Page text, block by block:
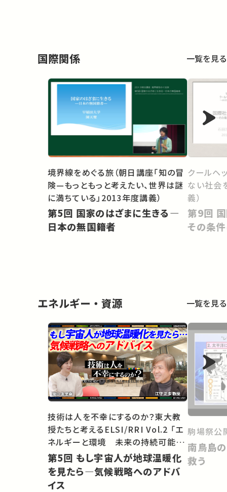
国際関係 一覧を見る
境界線をめぐる旅（朝日講座「知の冒
険—もっともっと考えたい、世界は謎
に満ちている」2013年度講義）
第5回 国家のはざまに生きる―
日本の無国籍者
クールヘ
ない社会
義）
第9回 国際社会における平和－
その条
エネルギー・資源 一覧を見る
技術は人を不幸にするのか？東大教
授たちと考えるELSI/RRI Vol.2 「エ
ネルギーと環境 未来の持続可能社
会をどうするべきか」
第5回 もし宇宙人が地球温暖化
を見たら―気候戦略へのアドバ
イス
駒場祭公
南鳥島
救う